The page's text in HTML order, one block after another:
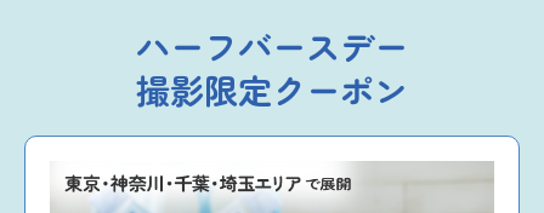
ハーフバースデー
撮影限定クーポン